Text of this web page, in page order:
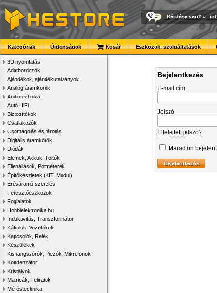
Kérdése van? »
Kategóriák Újdonságok Kosár Eszközök, szolgáltatások
3D nyomtatás
Adathordozók
Ajándékok, ajándékutalványok
Analóg áramkörök
Audiotechnika
Autó HiFi
Biztosítékok
Csatlakozók
Csomagolás és tárolás
Digitális áramkörök
Diódák
Elemek, Akkuk, Töltők
Ellenállások, Potméterek
Építőkészletek (KIT, Modul)
Erősáramú szerelés
Fejlesztőeszközök
Foglalatok
Hobbielektronika.hu
Induktivitás, Transzformátor
Kábelek, Vezetékek
Kapcsolók, Relék
Készülékek
Kishangszórók, Piezók, Mikrofonok
Kondenzátor
Kristályok
Matricák, Feliratok
Méréstechnika
Bejelentkezés
E-mail cím
Jelszó
Elfelejtett jelszó?
Maradjon